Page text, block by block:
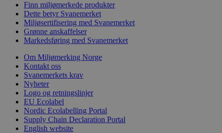
Finn miljømerkede produkter
Dette betyr Svanemerket
Miljøsertifisering med Svanemerket
Grønne anskaffelser
Markedsføring med Svanemerket
Om Miljømerking Norge
Kontakt oss
Svanemerkets krav
Nyheter
Logo og retningslinjer
EU Ecolabel
Nordic Ecolabelling Portal
Supply Chain Declaration Portal
English website